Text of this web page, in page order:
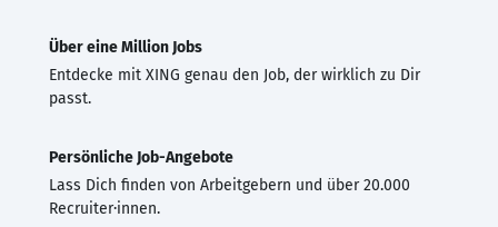
Über eine Million Jobs
Entdecke mit XING genau den Job, der wirklich zu Dir
passt.
Persönliche Job-Angebote
Lass Dich finden von Arbeitgebern und über 20.000
Recruiter·innen.